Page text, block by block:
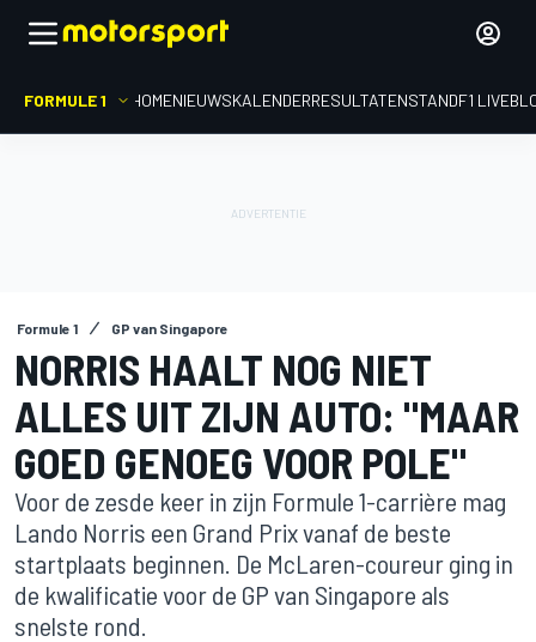
FORMULE 1 HOMENIEUWSKALENDERRESULTATENSTANDF1
Formule 1 GP van Singapore
NORRIS HAALT NOG NIET
ALLES UIT ZIJN AUTO: "MAAR
GOED GENOEG VOOR POLE"
Voor de zesde keer in zijn Formule 1-carrière mag
Lando Norris een Grand Prix vanaf de beste
startplaats beginnen. De McLaren-coureur ging in
de kwalificatie voor de GP van Singapore als
snelste rond.